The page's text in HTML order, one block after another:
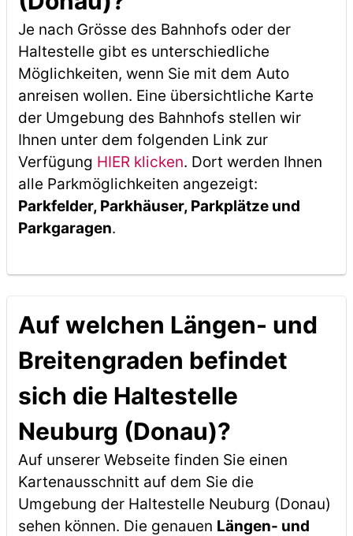
Je nach Grösse des Bahnhofs oder der
Haltestelle gibt es unterschiedliche
Möglichkeiten, wenn Sie mit dem Auto
anreisen wollen. Eine übersichtliche Karte
der Umgebung des Bahnhofs stellen wir
Ihnen unter dem folgenden Link zur
Verfügung HIER klicken. Dort werden Ihnen
alle Parkmöglichkeiten angezeigt:
Parkfelder, Parkhäuser, Parkplätze und
Parkgaragen.
Auf welchen Längen- und
Breitengraden befindet
sich die Haltestelle
Neuburg (Donau)?
Auf unserer Webseite finden Sie einen
Kartenausschnitt auf dem Sie die
Umgebung der Haltestelle Neuburg (Donau)
sehen können. Die genauen Längen- und